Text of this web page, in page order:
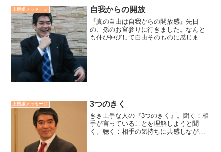
上機嫌メッセージ 自我からの開放
『真の自由は自我からの開放感』先日
の、孫のお宮参りに行きました。なんと
も伸び伸びして自由そのものに感じまし
上機嫌メッセージ 3つのきく
きき上手な人の『3つのきく』。聞く：相
手が言っていることを理解しようと聞
く。聴く：相手の気持ちに共感しながら